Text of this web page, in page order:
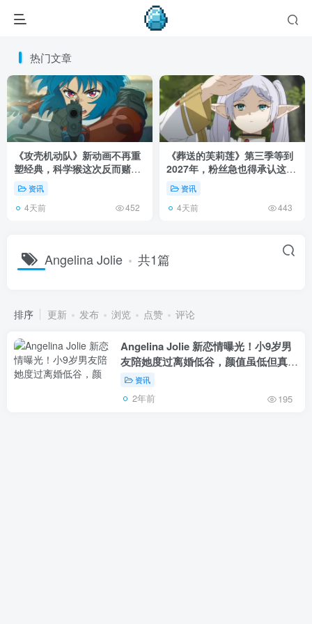
热门文章
《攻壳机动队》新动画不再重
塑经典，科学猴这次反而赌对
了！资讯
4天前 452
《葬送的芙莉莲》第三季等到
2027年，粉丝急也得承认这次
慢得有道理！
资讯
4天前 443
Angelina Jolie 共1篇
排序 更新 发布 浏览 点赞 评论
Angelina Jolie 新恋情曝光！小9岁男
友陪她度过离婚低谷，颜值虽低但真爱
无疑！
资讯
2年前 195